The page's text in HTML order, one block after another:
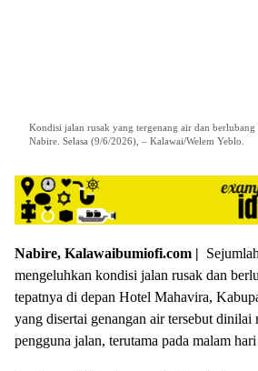
Kondisi jalan rusak yang tergenang air dan
Nabire. Selasa (9/6/2026), – Kalawai/Welem Yeblo.
Nabire, Kalawaibumiofi.com |
mengeluhkan kondisi jalan rusak dan
tepatnya di depan Hotel Mahavira,
yang disertai genangan air tersebut dinilai
pengguna jalan, terutama pada malam